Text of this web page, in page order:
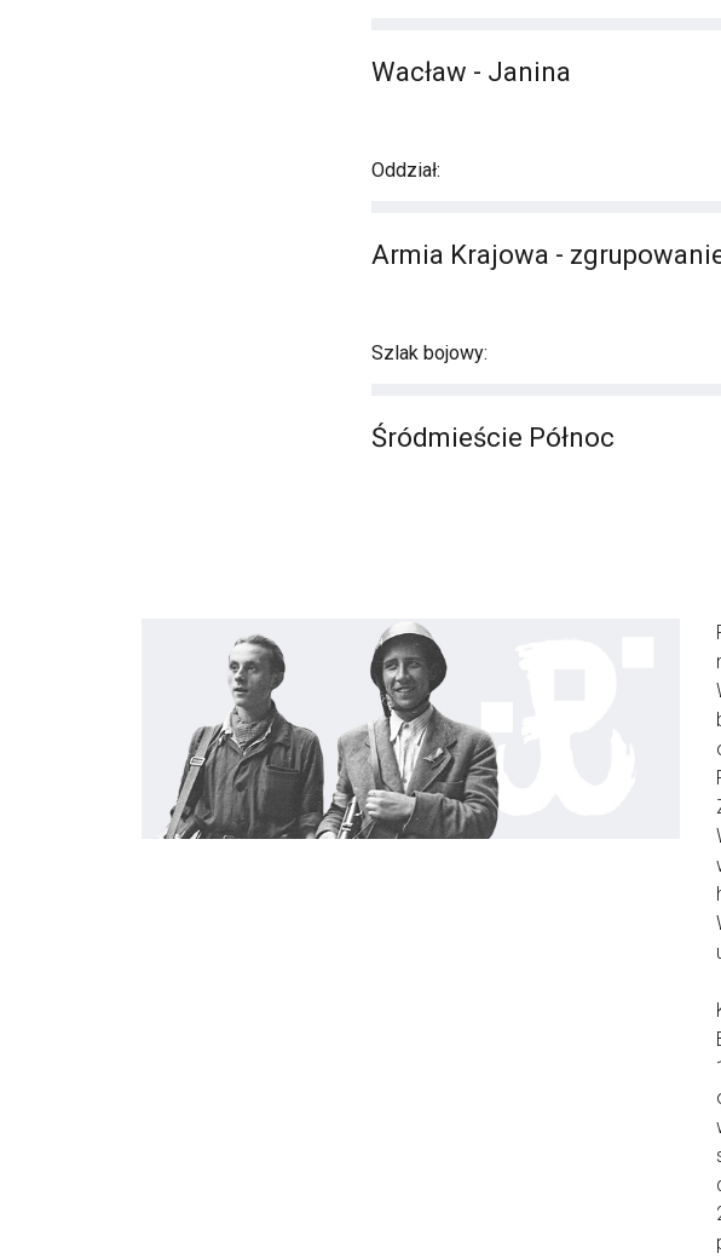
Wacław - Janina
Oddział:
Armia Krajowa -
Szlak bojowy:
Śródmieście Północ